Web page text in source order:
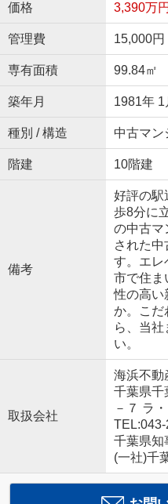
価格 3,390万円
管理費 15,000円
専有面積 99.84㎡
築年月 1981年
種別 / 構造 中古マン
階建 10階建
備考
好評の駅
歩8分に
の中古マ
された中
す。エレ
市で住ま
性の高い
か。こだ
ら、当社
い。
取扱会社
海浜不動
千葉県千
－７ ラ
千葉県知
(一社)千